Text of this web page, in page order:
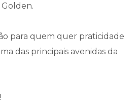
para quem quer praticidade
das principais avenidas da